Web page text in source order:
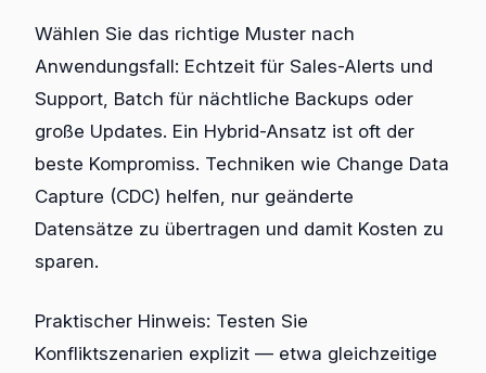
Wählen Sie das richtige Muster nach
Anwendungsfall: Echtzeit für Sales-Alerts und
Support, Batch für nächtliche Backups oder
große Updates. Ein Hybrid-Ansatz ist oft der
beste Kompromiss. Techniken wie Change Data
Capture (CDC) helfen, nur geänderte
Datensätze zu übertragen und damit Kosten zu
sparen.
Praktischer Hinweis: Testen Sie
Konfliktszenarien explizit — etwa gleichzeitige